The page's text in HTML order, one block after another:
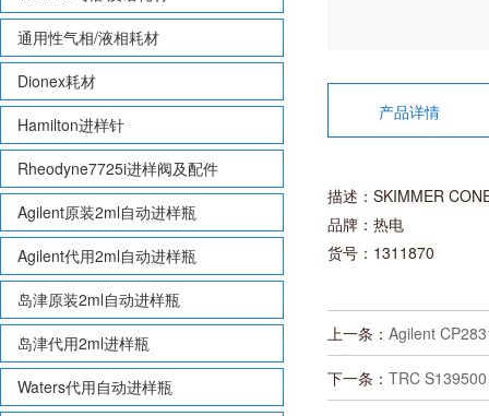
通用性气相/液相耗材
Dionex耗材
Hamilton进样针
Rheodyne7725i进样阀及配件
Agilent原装2ml自动进样瓶
Agilent代用2ml自动进样瓶
岛津原装2ml自动进样瓶
岛津代用2ml进样瓶
Waters代用自动进样瓶
产品详情
描述：SKIMMER
品牌：热电
货号：1311870
上一条： Agilent
下一条： TRC